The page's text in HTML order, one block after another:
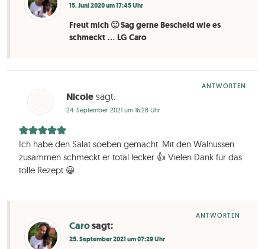
15. Juni 2020 um 17:45 Uhr
Freut mich 🙂 Sag gerne Bescheid wie es
schmeckt … LG Caro
Nicole sagt:
24. September 2021 um 16:28 Uhr
Ich habe den Salat soeben gemacht. Mit den Walnüssen
zusammen schmeckt er total lecker 👍 Vielen Dank für das
tolle Rezept 😀
ANTWORTEN
Carosagt:
25. September 2021 um 07:29 Uhr
ANTWORTEN